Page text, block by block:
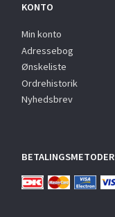
KONTO
Min konto
Adressebog
Ønskeliste
Ordrehistorik
Nyhedsbrev
BETALINGSMETODER